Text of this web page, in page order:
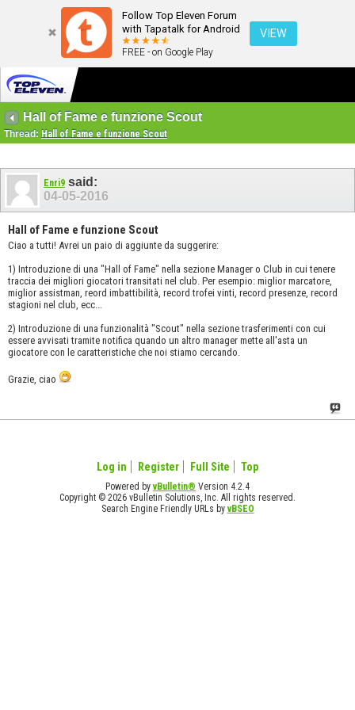
Follow Top Eleven Forum
with Tapatalk for Android
FREE - on Google Play
VIEW
Hall of Fame e funzione Scout
Thread: Hall of Fame e funzione Scout
Enri9 said:
04-05-2016
Hall of Fame e funzione Scout
Ciao a tutti! Avrei un paio di aggiunte da suggerire:
1) Introduzione di una "Hall of Fame" nella sezione Manager o Club in cui tenere
traccia dei migliori giocatori transitati nel club. Per esempio: miglior marcatore,
miglior assistman, reord imbattibilità, record trofei vinti, record presenze, record
stagioni nel club, ecc...
2) Introduzione di una funzionalità "Scout" nella sezione trasferimenti con cui
essere avvisati tramite notifica quando un altro manager mette all'asta un
giocatore con le caratteristiche che noi stiamo cercando.
Grazie, ciao
Log in Register Full Site Top
Powered byvBulletin® Version 4.2.4
Copyright © 2026 vBulletin Solutions, Inc. All rights reserved.
Search Engine Friendly URLs byvBSEO